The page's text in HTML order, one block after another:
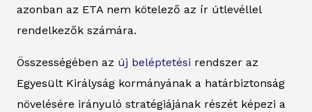
azonban az ETA nem kötelező az ír útlevéllel
rendelkezők számára.
Összességében az új beléptetési rendszer az
Egyesült Királyság kormányának a határbiztonság
növelésére irányuló stratégiájának részét képezi a